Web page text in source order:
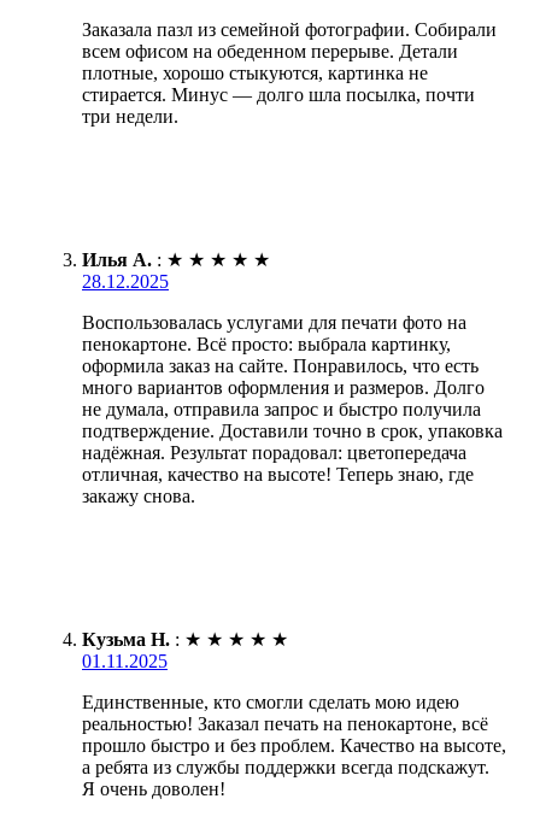
Заказала пазл из семейной фотографии. Собирали
всем офисом на обеденном перерыве. Детали
плотные, хорошо стыкуются, картинка не
стирается. Минус — долго шла посылка, почти
три недели.
Илья А. : ★ ★ ★ ★ ★
28.12.2025
Воспользовалась услугами для печати фото на
пенокартоне. Всё просто: выбрала картинку,
оформила заказ на сайте. Понравилось, что есть
много вариантов оформления и размеров. Долго
не думала, отправила запрос и быстро получила
подтверждение. Доставили точно в срок, упаковка
надёжная. Результат порадовал: цветопередача
отличная, качество на высоте! Теперь знаю, где
закажу снова.
Кузьма Н. : ★ ★ ★ ★ ★
01.11.2025
Единственные, кто смогли сделать мою идею
реальностью! Заказал печать на пенокартоне, всё
прошло быстро и без проблем. Качество на высоте,
а ребята из службы поддержки всегда подскажут.
Я очень доволен!